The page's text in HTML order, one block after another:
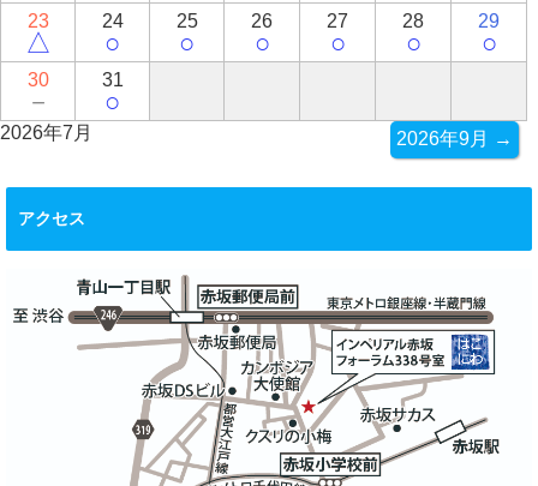
23
△
24
○
25
○
26
○
27
○
28
○
29
○
30
－
31
○
2026年7月 2026年9月 →
アクセス